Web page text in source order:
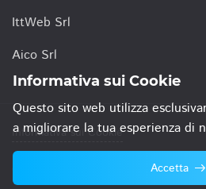
IttWeb Srl
Aico Srl
Informativa sui Cookie
© 2021 TIM San Marino S.p.A.
Informativa sui Cookie
Questo sito web utilizza
a migliorare la tua esperienza di
Accetta